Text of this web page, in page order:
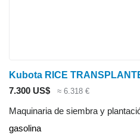
Kubota RICE
7.300 US$
≈ 6.318 €
Maquinaria de siembra y
gasolina